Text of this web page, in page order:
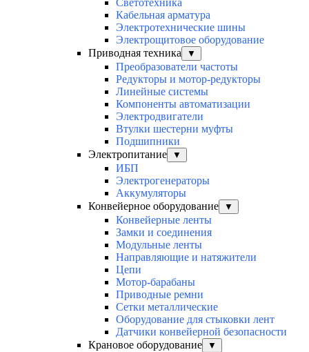
Светотехника
Кабельная арматура
Электротехнические шины
Электрощитовое оборудование
Приводная техника
▼
Преобразователи частоты
Редукторы и мотор-редукторы
Линейные системы
Компоненты автоматизации
Электродвигатели
Втулки шестерни муфты
Подшипники
Электропитание
▼
ИБП
Электрогенераторы
Аккумуляторы
Конвейерное оборудование
▼
Конвейерные ленты
Замки и соединения
Модульные ленты
Направляющие и натяжители
Цепи
Мотор-барабаны
Приводные ремни
Сетки металлические
Оборудование для стыковки лент
Датчики конвейерной безопасности
Крановое оборудование
▼